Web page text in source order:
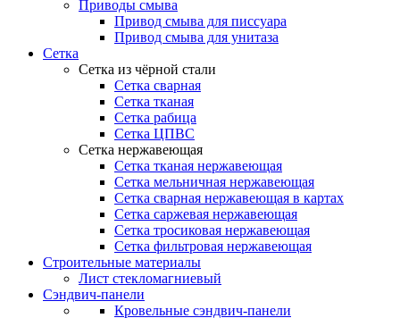
Приводы смыва
Привод смыва для писсуара
Привод смыва для унитаза
Сетка
Сетка из чёрной стали
Сетка сварная
Сетка тканая
Сетка рабица
Сетка ЦПВС
Сетка нержавеющая
Сетка тканая нержавеющая
Сетка мельничная нержавеющая
Сетка сварная нержавеющая в картах
Сетка саржевая нержавеющая
Сетка тросиковая нержавеющая
Сетка фильтровая нержавеющая
Строительные материалы
Лист стекломагниевый
Сэндвич-панели
Кровельные сэндвич-панели